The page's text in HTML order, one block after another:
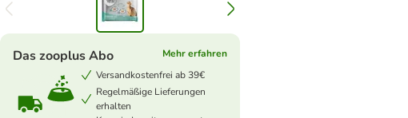
Das zooplus Abo
Mehr erfahren
Versandkostenfrei ab 39€
Regelmäßige Lieferungen
erhalten